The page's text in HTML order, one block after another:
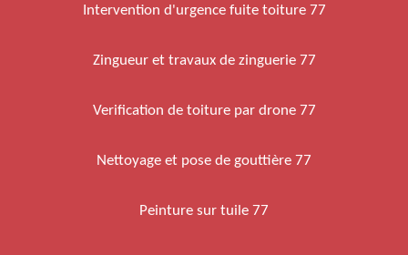
Intervention d'urgence fuite toiture 77
Zingueur et travaux de zinguerie 77
Verification de toiture par drone 77
Nettoyage et pose de gouttière 77
Peinture sur tuile 77